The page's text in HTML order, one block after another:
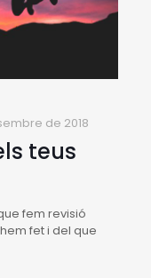
de 2018
teus
fem revisió
fet i del que